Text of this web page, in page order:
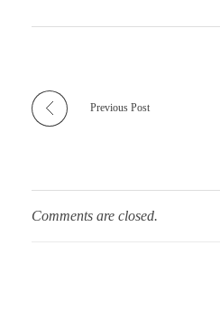
Previous Post
Comments are closed.